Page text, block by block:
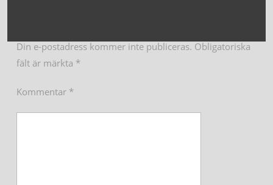
Din e-postadress kommer inte publiceras. Obligatoriska
fält är märkta *
Kommentar *